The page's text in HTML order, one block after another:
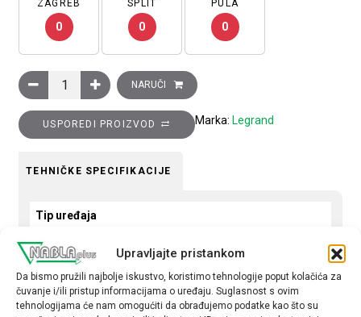
Upravljajte pristankom
Da bismo pružili najbolje iskustvo, koristimo tehnologije poput kolačića za
čuvanje i/ili pristup informacijama o uređaju. Suglasnost s ovim
tehnologijama će nam omogućiti da obrađujemo podatke kao što su
ZAGREB
0
SPLIT
0
PULA
0
Ukrasni okvir Clasia, 3 modula, siena količina
NARUČI
USPOREDI PROIZVOD Marka: Legrand
TEHNIČKE SPECIFIKACIJE
Tip uređaja
Okvir
trostruki